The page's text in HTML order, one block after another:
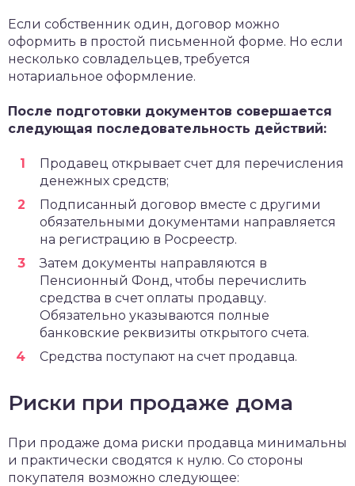
Если собственник один, договор можно
оформить в простой письменной форме. Но если
несколько совладельцев, требуется
нотариальное оформление.
После подготовки документов совершается
следующая последовательность действий:
Продавец открывает счет для перечисления
денежных средств;
Подписанный договор вместе с другими
обязательными документами направляется
на регистрацию в Росреестр.
Затем документы направляются в
Пенсионный Фонд, чтобы перечислить
средства в счет оплаты продавцу.
Обязательно указываются полные
банковские реквизиты открытого счета.
Средства поступают на счет продавца.
Риски при продаже дома
При продаже дома риски продавца минимальны
и практически сводятся к нулю. Со стороны
покупателя возможно следующее: